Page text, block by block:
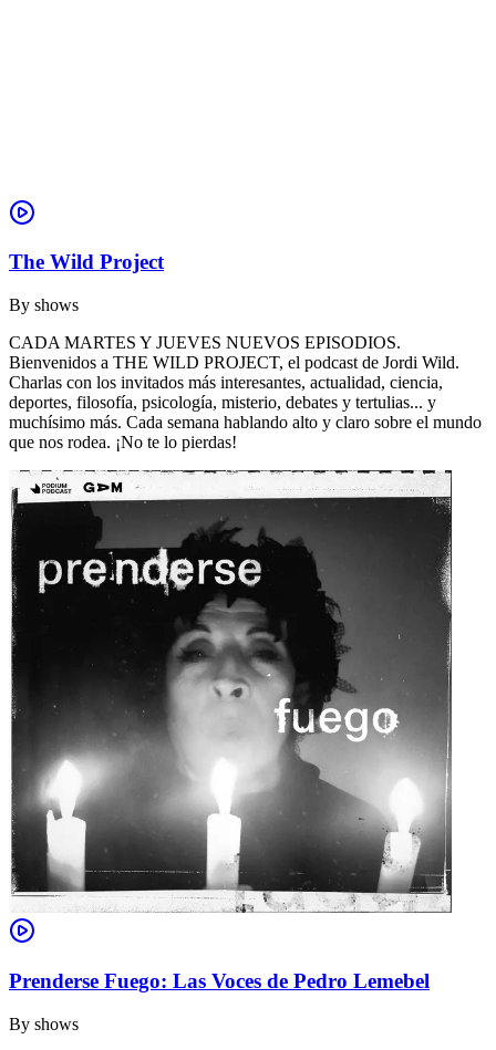
The Wild Project
By shows
CADA MARTES Y JUEVES NUEVOS EPISODIOS.
Bienvenidos a THE WILD PROJECT, el podcast de Jordi Wild.
Charlas con los invitados más interesantes, actualidad, ciencia,
deportes, filosofía, psicología, misterio, debates y tertulias... y
muchísimo más. Cada semana hablando alto y claro sobre el mundo
que nos rodea. ¡No te lo pierdas!
Prenderse Fuego: Las Voces de Pedro Lemebel
By shows